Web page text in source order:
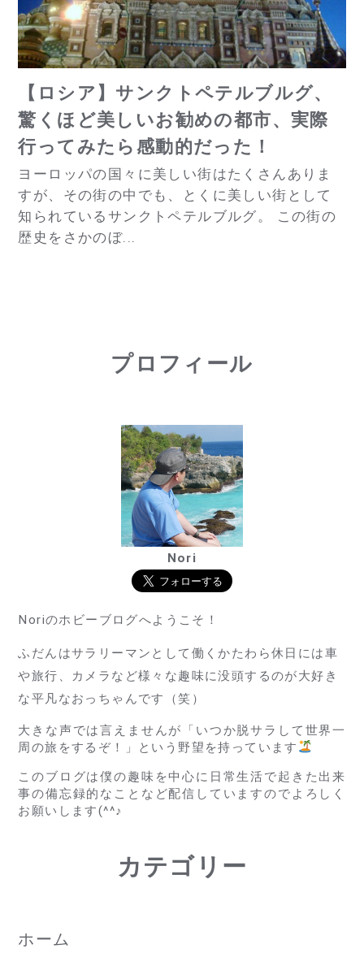
【ロシア】サンクトペテルブルグ、
驚くほど美しいお勧めの都市、実際
行ってみたら感動的だった！
ヨーロッパの国々に美しい街はたくさんありま
すが、その街の中でも、とくに美しい街として
知られているサンクトペテルブルグ。 この街の
歴史をさかのぼ...
プロフィール
Nori
Noriのホビーブログへようこそ！
ふだんはサラリーマンとして働くかたわら休日には車
や旅行、カメラなど様々な趣味に没頭するのが大好き
な平凡なおっちゃんです（笑）
大きな声では言えませんが「いつか脱サラして世界一
周の旅をするぞ！」という野望を持っています
このブログは僕の趣味を中心に日常生活で起きた出来
事の備忘録的なことなど配信していますのでよろしく
お願いします(^^♪
カテゴリー
ホーム